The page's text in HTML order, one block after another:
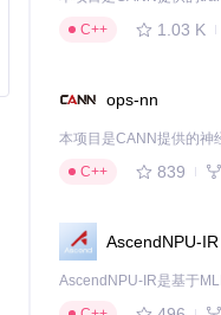
C++
1.03 K
ops-nn
C++
839
AscendNPU-IR